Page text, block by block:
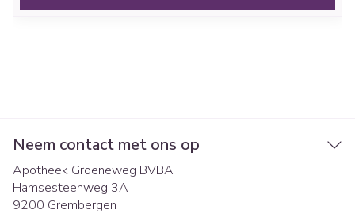
Neem contact met ons op
Apotheek Groeneweg BVBA
Hamsesteenweg 3A
9200 Grembergen